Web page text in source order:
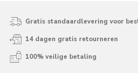
Gratis standaardlevering voor
14 dagen gratis retourneren
100% veilige betaling